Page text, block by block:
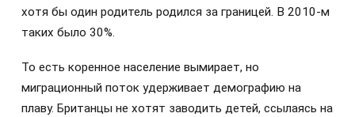
хотя бы один родитель родился за границей. В 2010-м
таких было 30%.
То есть коренное население вымирает, но
миграционный поток удерживает демографию на
плаву. Британцы не хотят заводить детей, ссылаясь на